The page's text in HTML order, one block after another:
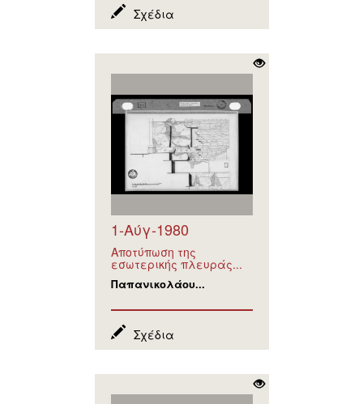
Σχέδια
1-Αύγ-1980
Αποτύπωση της
εσωτερικής πλευράς...
Παπανικολάου...
Σχέδια